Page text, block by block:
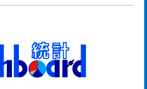
来場者